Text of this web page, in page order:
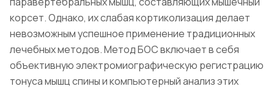
корсет. Однако, их слабая кортиколизация делает
невозможным успешное применение традиционных
лечебных методов. Метод БОС включает в себя
объективную электромиографическую регистрацию
тонуса мышц спины и компьютерный анализ этих